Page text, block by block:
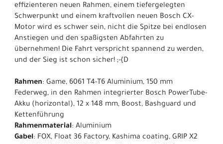
effizienteren neuen Rahmen, einem tiefergelegten
Schwerpunkt und einem kraftvollen neuen Bosch CX-
Motor wird es schwer sein, nicht die Spitze bei endlosen
Anstiegen und den spaßigsten Abfahrten zu
übernehmen! Die Fahrt verspricht spannend zu werden,
und der Sieg ist schon sicher! ;-{D
Rahmen: Game, 6061 T4-T6 Aluminium, 150 mm
Federweg, in den Rahmen integrierter Bosch PowerTube-
Akku (horizontal), 12 x 148 mm, Boost, Bashguard und
Kettenführung
Rahmenmaterial: Aluminium
Gabel: FOX, Float 36 Factory, Kashima coating, GRIP X2